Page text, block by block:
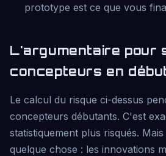
prototype est ce que vous
L'argumentaire pour
concepteurs en
Le calcul du risque ci-dessus
concepteurs débutants. C'est
statistiquement plus risqués.
quelque chose : les innovations